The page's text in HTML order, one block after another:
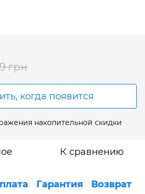
грн
когда появится
накопительной скидки
К сравнению
Гарантия Возврат